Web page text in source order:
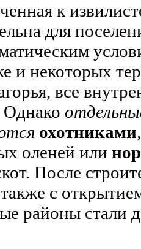
к
для
и некоторых
все
Однако
охотниками
оленей или
После
с
районы стали